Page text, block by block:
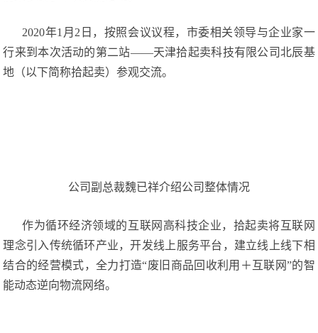
2020年1月2日，按照会议议程，市委相关领导与企业家一
行来到本次活动的第二站——天津拾起卖科技有限公司北辰基
地（以下简称拾起卖）参观交流。
公司副总裁魏已祥介绍公司整体情况
作为循环经济领域的互联网高科技企业，拾起卖将互联网
理念引入传统循环产业，开发线上服务平台，建立线上线下相
结合的经营模式，全力打造“废旧商品回收利用＋互联网”的智
能动态逆向物流网络。